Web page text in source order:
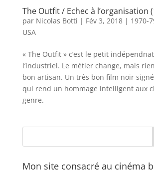
The Outfit / Echec à l’organisation
par Nicolas Botti | Fév 3, 2018| 1970-
USA
« The Outfit » c’est le petit
l’industriel. Le métier change, mais
bon artisan. Un très bon film noir signé
qui rend un hommage intelligent aux
genre.
Mon site consacré au cinéma